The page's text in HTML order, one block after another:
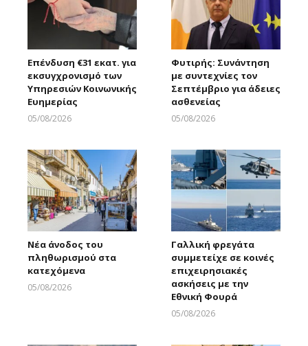
Επένδυση €31 εκατ. για
εκσυγχρονισμό των
Υπηρεσιών Κοινωνικής
Ευημερίας
05/08/2026
Φυτιρής: Συνάντηση
με συντεχνίες τον
Σεπτέμβριο για άδειες
ασθενείας
05/08/2026
Νέα άνοδος του
πληθωρισμού στα
κατεχόμενα
05/08/2026
Γαλλική φρεγάτα
συμμετείχε σε κοινές
επιχειρησιακές
ασκήσεις με την
Εθνική Φουρά
05/08/2026